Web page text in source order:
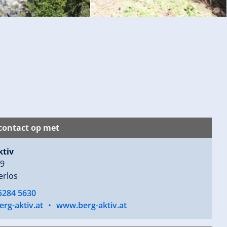
op met
5630
aktiv.at • www.berg-aktiv.at